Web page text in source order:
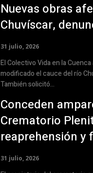
Nuevas obras
Chuvíscar,
31 julio, 2026
El Colectivo Vida en la
modificado el cauce del río
También solicitó...
Conceden
Crematorio
reaprehensión y
31 julio, 2026